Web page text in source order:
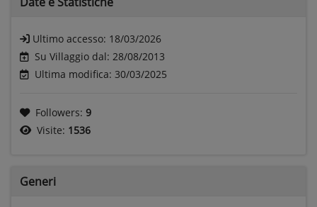
Ultimo accesso: 18/03/2026
Su Villaggio dal: 28/08/2013
Ultima modifica: 30/03/2025
Followers: 9
Visite: 1536
Generi